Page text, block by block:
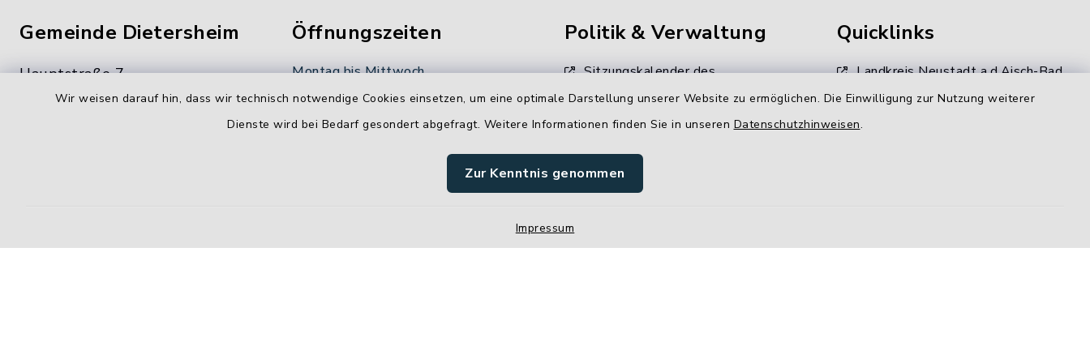
Wir weisen darauf hin, dass wir technisch notwendige Cookies einsetzen, um eine optimale Darstellung unserer Website zu ermöglichen. Die Einwilligung zur Nutzung weiterer
Dienste wird bei Bedarf gesondert abgefragt. Weitere Informationen finden Sie in unseren Datenschutzhinweisen.
Zur Kenntnis genommen
Impressum
Gemeinde Dietersheim
Hauptstraße 7
91463 Dietersheim
Öffnungszeiten
Montag bis Mittwoch
8.00-12.00 Uhr
Donnerstag:
Politik & Verwaltung
Sitzungskalender des
Gemeinderates
Unsere
Stellenangebote
Quicklinks
Landkreis Neustadt a.d.Aisch-Bad
Windsheim
Kommunale Allianz